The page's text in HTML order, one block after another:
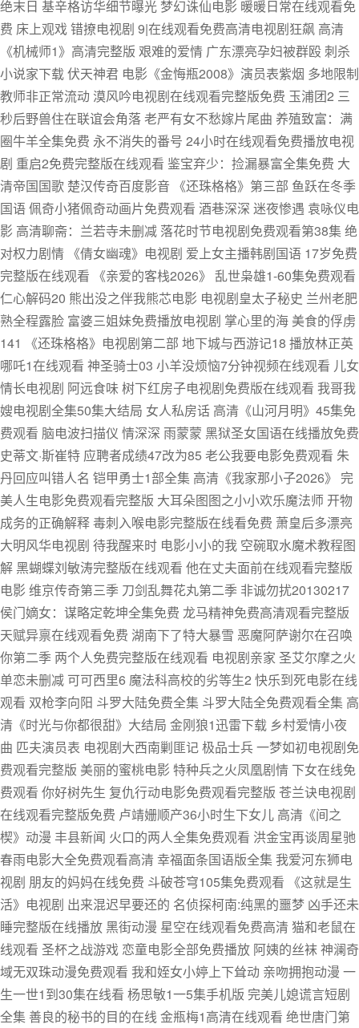
绝末日 基辛格访华细节曝光 梦幻诛仙电影 暖暖日常在线观看免
费 床上观戏 错撩电视剧 9|在线观看免费高清电视剧狂飙 高清
《机械师1》高清完整版 艰难的爱情 广东漂亮孕妇被群殴 刺杀
小说家下载 伏天神君 电影《金悔瓶2008》演员表紫烟 多地限制
教师非正常流动 漠风吟电视剧在线观看完整版免费 玉浦团2 三
秒后野兽住在联谊会角落 老严有女不愁嫁片尾曲 养殖致富：满
圈牛羊全集免费 永不消失的番号 24小时在线观看免费播放电视
剧 重启2免费完整版在线观看 鉴宝弃少：捡漏暴富全集免费 大
清帝国国歌 楚汉传奇百度影音 《还珠格格》第三部 鱼跃在冬季
国语 佩奇小猪佩奇动画片免费观看 酒巷深深 迷夜惨遇 袁咏仪电
影 高清聊斋：兰若寺未删减 落花时节电视剧免费观看第38集 绝
对权力剧情 《倩女幽魂》电视剧 爱上女主播韩剧国语 17岁免费
完整版在线观看 《亲爱的客栈2026》 乱世枭雄1-60集免费观看
仁心解码20 熊出没之伴我熊芯电影 电视剧皇太子秘史 兰州老肥
熟全程露脸 富婆三姐妹免费播放电视剧 掌心里的海 美食的俘虏
141 《还珠格格》电视剧第二部 地下城与西游记18 播放林正英
哪吒1在线观看 神圣骑士03 小羊没烦恼7分钟视频在线观看 儿女
情长电视剧 阿远食味 树下红房子电视剧免费版在线观看 我哥我
嫂电视剧全集50集大结局 女人私房话 高清《山河月明》45集免
费观看 脑电波扫描仪 情深深 雨蒙蒙 黑狱圣女国语在线播放免费
史蒂文·斯崔特 应聘者成绩47改为85 老公我要电影免费观看 朱
丹回应叫错人名 铠甲勇士1部全集 高清《我家那小子2026》 完
美人生电影免费观看完整版 大耳朵图图之小小欢乐魔法师 开物
成务的正确解释 毒刺入喉电影完整版在线看免费 萧皇后多漂亮
大明风华电视剧 待我醒来时 电影小小的我 空碗取水魔术教程图
解 黑蝴蝶刘敏涛完整版在线观看 他在丈夫面前在线观看完整版
电影 维京传奇第三季 刀剑乱舞花丸第二季 非诚勿扰20130217
侯门嫡女：谋略定乾坤全集免费 龙马精神免费高清观看完整版
天赋异禀在线观看免费 湖南下了特大暴雪 恶魔阿萨谢尔在召唤
你第二季 两个人免费完整版在线观看 电视剧亲家 圣艾尔摩之火
单恋未删减 可可西里6 魔法科高校的劣等生2 快乐到死电影在线
观看 双枪李向阳 斗罗大陆免费全集 斗罗大陆全免费观看全集 高
清《时光与你都很甜》大结局 金刚狼1迅雷下载 乡村爱情小夜
曲 匹夫演员表 电视剧大西南剿匪记 极品士兵 一梦如初电视剧免
费观看完整版 美丽的蜜桃电影 特种兵之火凤凰剧情 下女在线免
费观看 你好树先生 复仇行动电影免费观看完整版 苍兰诀电视剧
在线观看完整版免费 卢靖姗顺产36小时生下女儿 高清《间之
楔》动漫 丰县新闻 火口的两人全集免费观看 洪金宝再谈周星驰
春雨电影大全免费观看高清 幸福面条国语版全集 我爱河东狮电
视剧 朋友的妈妈在线免费 斗破苍穹105集免费观看 《这就是生
活》电视剧 出来混迟早要还的 名侦探柯南:纯黑的噩梦 凶手还未
睡完整版在线播放 黑街动漫 星空在线观看免费高清 猫和老鼠在
线观看 圣杯之战游戏 恋童电影全部免费播放 阿姨的丝袜 神澜奇
域无双珠动漫免费观看 我和姪女小婷上下耸动 亲吻拥抱动漫 一
生一世1到30集在线看 杨思敏1一5集手机版 完美儿媳谎言短剧
全集 善良的秘书的目的在线 金瓶梅1高清在线观看 绝世唐门第